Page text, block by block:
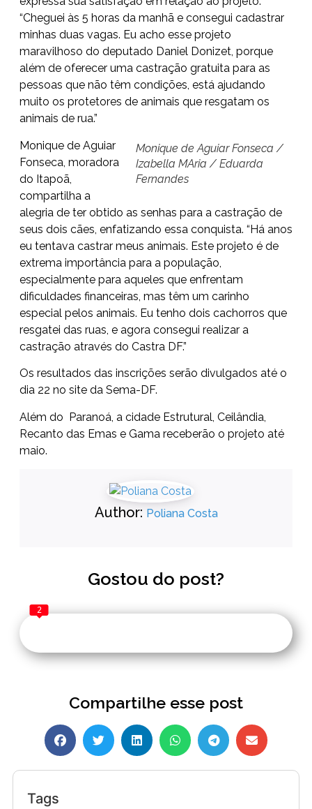
“Cheguei às 5 horas da manhã e consegui cadastrar
minhas duas vagas. Eu acho esse projeto
maravilhoso do deputado Daniel Donizet, porque
além de oferecer uma castração gratuita para as
pessoas que não têm condições, está ajudando
muito os protetores de animais que resgatam os
animais de rua.”
Monique de Aguiar Fonseca /
Izabella MAria / Eduarda
Fernandes
Monique de Aguiar
Fonseca, moradora
do Itapoã,
compartilha a
alegria de ter obtido as senhas para a castração de
seus dois cães, enfatizando essa conquista. “Há anos
eu tentava castrar meus animais. Este projeto é de
extrema importância para a população,
especialmente para aqueles que enfrentam
dificuldades financeiras, mas têm um carinho
especial pelos animais. Eu tenho dois cachorros que
resgatei das ruas, e agora consegui realizar a
castração através do Castra DF.”
Os resultados das inscrições serão divulgados até o
dia 22 no site da Sema-DF.
Além do Paranoá, a cidade Estrutural, Ceilândia,
Recanto das Emas e Gama receberão o projeto até
maio.
Author: Poliana Costa
Gostou do post?
2
Compartilhe esse post
Tags